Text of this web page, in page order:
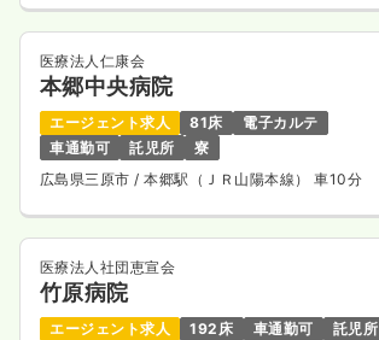
医療法人仁康会
本郷中央病院
エージェント求人 81床
電子カルテ
車通勤可
託児所
寮
広島県三原市 / 本郷駅（ＪＲ山陽本線） 車10分
医療法人社団恵宣会
竹原病院
エージェント求人 192床 車通勤可
託児所